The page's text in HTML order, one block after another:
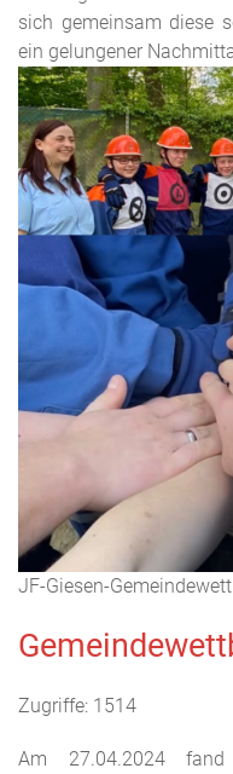
sich gemeinsam diese
ein gelungener
JF-Giesen-
Zugriffe: 1514
Am 27.04.2024